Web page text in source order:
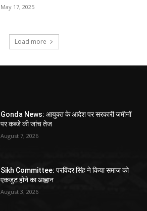
May 17, 2025
Load more
Gonda News: आयुक्त के आदेश पर सरकारी जमीनों
पर कब्जे की जांच तेज
August 7, 2026
Sikh Committee: परविंदर सिंह ने किया समाज को
एकजुट होने का आह्वान
August 3, 2026